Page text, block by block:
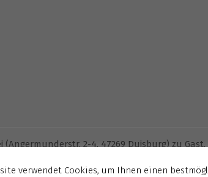
(Angermunderstr. 2-4, 47269 Duisburg) zu Gast.
verwendet Cookies, um Ihnen einen